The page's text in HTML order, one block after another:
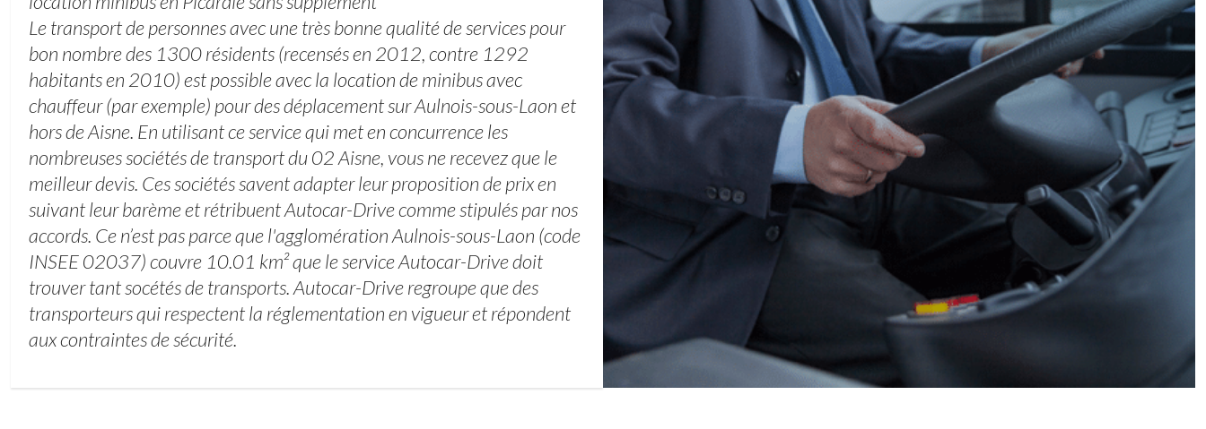
Le transport de personnes avec une très bonne qualité de services pour
bon nombre des 1300 résidents (recensés en 2012, contre 1292
habitants en 2010) est possible avec la location de minibus avec
chauffeur (par exemple) pour des déplacement sur Aulnois-sous-Laon et
hors de Aisne. En utilisant ce service qui met en concurrence les
nombreuses sociétés de transport du 02 Aisne, vous ne recevez que le
meilleur devis. Ces sociétés savent adapter leur proposition de prix en
suivant leur barème et rétribuent Autocar-Drive comme stipulés par nos
accords. Ce n’est pas parce que l'agglomération Aulnois-sous-Laon (code
INSEE 02037) couvre 10.01 km² que le service Autocar-Drive doit
trouver tant socétés de transports. Autocar-Drive regroupe que des
transporteurs qui respectent la réglementation en vigueur et répondent
aux contraintes de sécurité.